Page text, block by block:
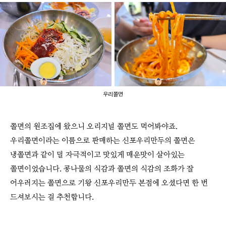
우리쫄면
쫄면의 원조집에 왔으니 오리지널 쫄면도 먹어봐야죠.
우리쫄면이라는 이름으로 판매하는 신포우리만두의 쫄면은
냉쫄면과 같이 덜 자극적이고 맛있게 매운맛이 살아있는
쫄면이었습니다. 콩나물의 식감과 쫄면의 식감의 조화가 잘
어우러지는 쫄면으로 기왕 신포우리만두 본점에 오셨다면 한 번
드셔보시는 걸 추천합니다.